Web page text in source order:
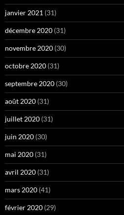
janvier 2021 (31)
décembre 2020 (31)
novembre 2020 (30)
octobre 2020 (31)
septembre 2020 (30)
août 2020 (31)
juillet 2020 (31)
juin 2020 (30)
mai 2020 (31)
avril 2020 (31)
mars 2020 (41)
février 2020 (29)